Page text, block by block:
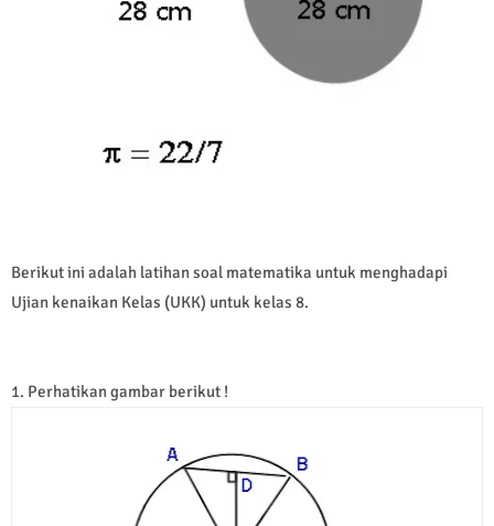
Berikut ini adalah latihan soal matematika untuk menghadapi
Ujian kenaikan Kelas (UKK) untuk kelas 8.
1. Perhatikan gambar berikut !